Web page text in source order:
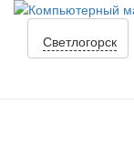
Светлогорск